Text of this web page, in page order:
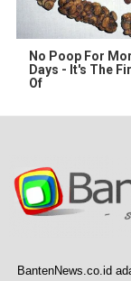
No Poop For
Days - It's The
Of
BantenNews.co.id